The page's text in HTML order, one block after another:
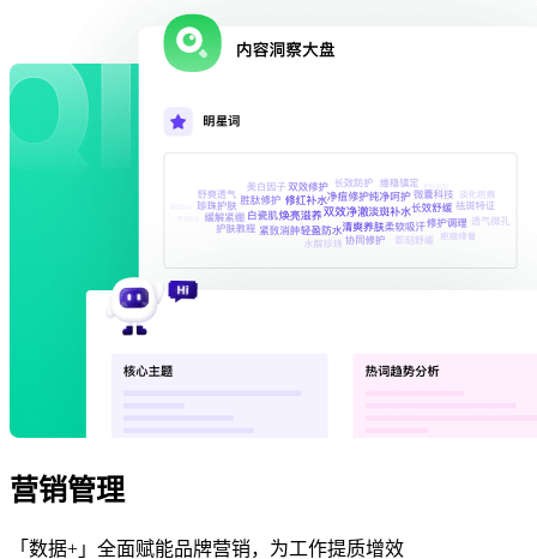
营销管理
「数据+」全面赋能品牌营销，为工作提质增效